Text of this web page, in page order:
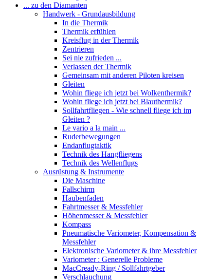
... zu den Diamanten
Handwerk - Grundausbildung
In die Thermik
Thermik erfühlen
Kreisflug in der Thermik
Zentrieren
Sei nie zufrieden ...
Verlassen der Thermik
Gemeinsam mit anderen Piloten kreisen
Gleiten
Wohin fliege ich jetzt bei Wolkenthermik?
Wohin fliege ich jetzt bei Blauthermik?
Sollfahrtfliegen - Wie schnell fliege ich im
Gleiten ?
Le vario a la main ...
Ruderbewegungen
Endanflugtaktik
Technik des Hangfliegens
Technik des Wellenflugs
Ausrüstung & Instrumente
Die Maschine
Fallschirm
Haubenfaden
Fahrtmesser & Messfehler
Höhenmesser & Messfehler
Kompass
Pneumatische Variometer, Kompensation &
Messfehler
Elektronische Variometer & ihre Messfehler
Variometer : Generelle Probleme
MacCready-Ring / Sollfahrtgeber
Verschlauchung